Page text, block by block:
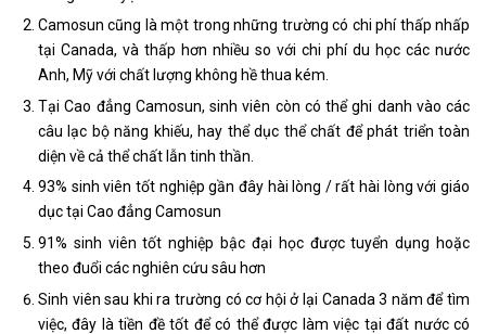
Camosun cũng là một trong những trường có chi phí thấp nhấp
tại Canada, và thấp hơn nhiều so với chi phí du học các nước
Anh, Mỹ với chất lượng không hề thua kém.
Tại Cao đẳng Camosun, sinh viên còn có thể ghi danh vào các
câu lạc bộ năng khiếu, hay thể dục thể chất để phát triển toàn
diện về cả thể chất lẫn tinh thần.
93% sinh viên tốt nghiệp gần đây hài lòng / rất hài lòng với giáo
dục tại Cao đẳng Camosun
91% sinh viên tốt nghiệp bậc đại học được tuyển dụng hoặc
theo đuổi các nghiên cứu sâu hơn
Sinh viên sau khi ra trường có cơ hội ở lại Canada 3 năm để tìm
việc, đây là tiền đề tốt để có thể được làm việc tại đất nước có